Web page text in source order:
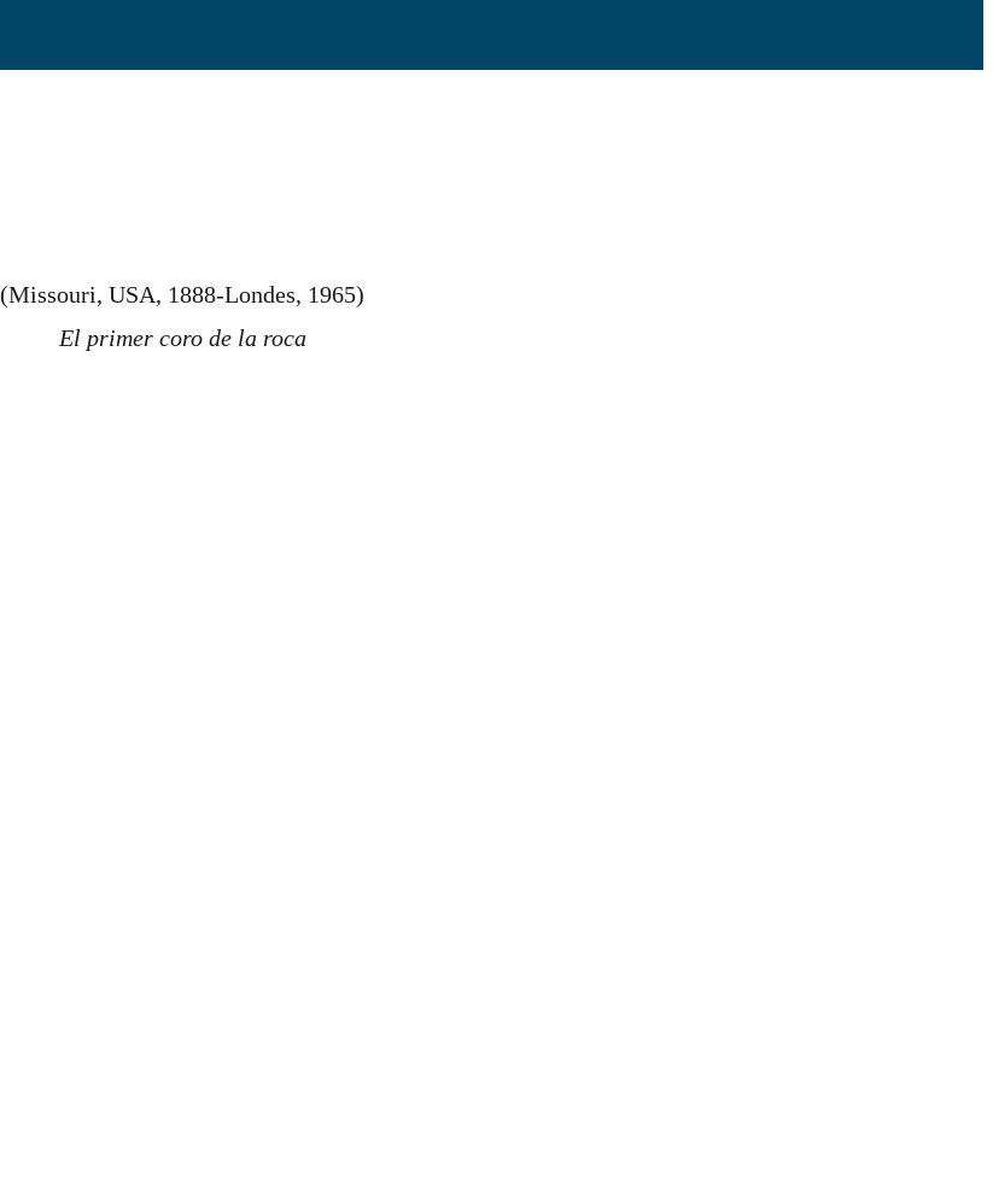
(Missouri, USA, 1888-Londes, 1965)
El primer coro de la roca